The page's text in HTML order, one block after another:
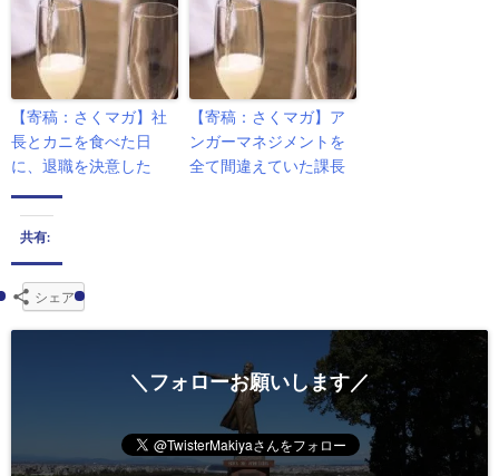
【寄稿：さくマガ】社
長とカニを食べた日
に、退職を決意した
【寄稿：さくマガ】ア
ンガーマネジメントを
全て間違えていた課長
共有:
シェア
＼フォローお願いします／